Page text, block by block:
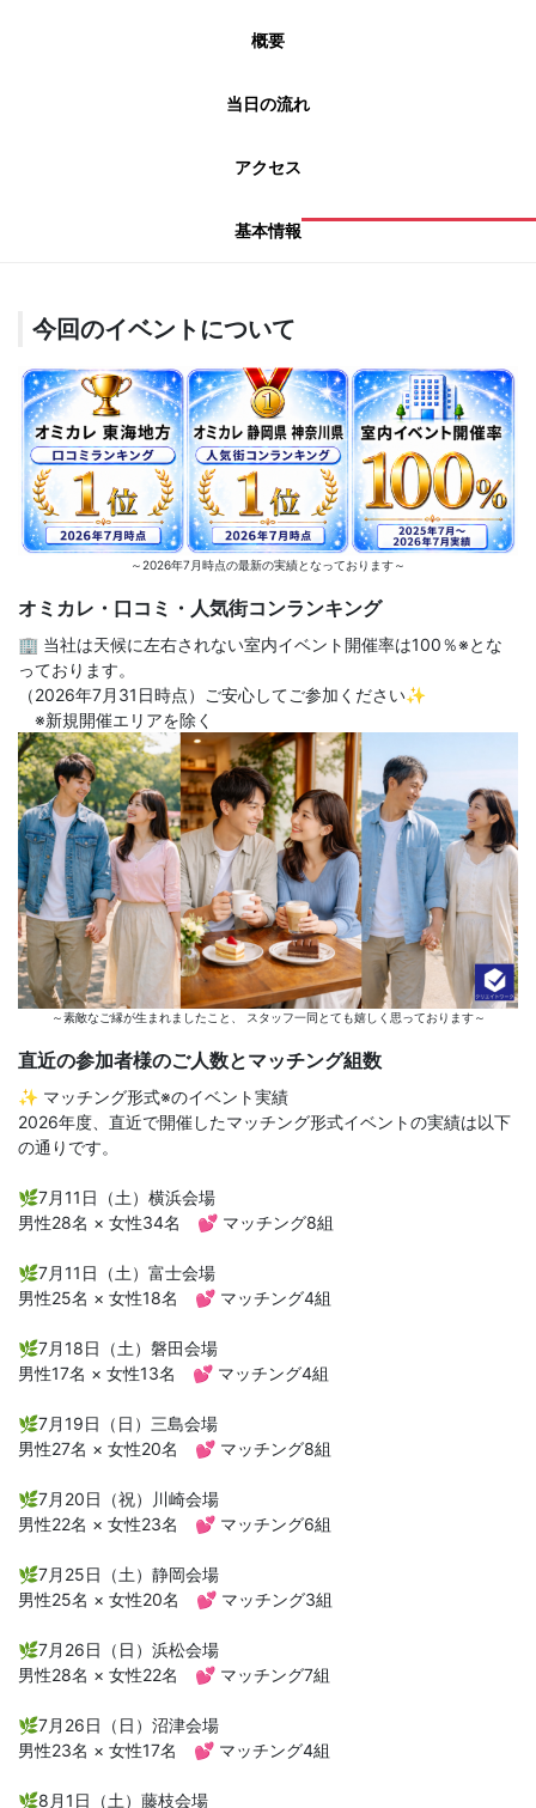
概要
当日の流れ
アクセス
基本情報
今回のイベントについて
～2026年7月時点の最新の実績となっております～
オミカレ・口コミ・人気街コンランキング
🏢 当社は天候に左右されない室内イベント開催率は100％※とな
っております。
（2026年7月31日時点）ご安心してご参加ください✨
※新規開催エリアを除く
～素敵なご縁が生まれましたこと、 スタッフ一同とても嬉しく思っております～
直近の参加者様のご人数とマッチング組数
✨ マッチング形式※のイベント実績
2026年度、直近で開催したマッチング形式イベントの実績は以下
の通りです。
🌿7月11日（土）横浜会場
男性28名 × 女性34名 💕 マッチング8組
🌿7月11日（土）富士会場
男性25名 × 女性18名 💕 マッチング4組
🌿7月18日（土）磐田会場
男性17名 × 女性13名 💕 マッチング4組
🌿7月19日（日）三島会場
男性27名 × 女性20名 💕 マッチング8組
🌿7月20日（祝）川崎会場
男性22名 × 女性23名 💕 マッチング6組
🌿7月25日（土）静岡会場
男性25名 × 女性20名 💕 マッチング3組
🌿7月26日（日）浜松会場
男性28名 × 女性22名 💕 マッチング7組
🌿7月26日（日）沼津会場
男性23名 × 女性17名 💕 マッチング4組
🌿8月1日（土）藤枝会場